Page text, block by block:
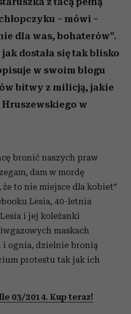
– mówi –
dla was, bohaterów”.
dostała się tak blisko
w swoim blogu
bitwy z milicją, jakie
w
bronić naszych praw
dam w mordę
to nie miejsce dla kobiet”
Lesia, 40-letnia
i jej koleżanki
maskach
i ognia, dzielnie bronią
protestu tak jak ich
03/2014. Kup teraz!